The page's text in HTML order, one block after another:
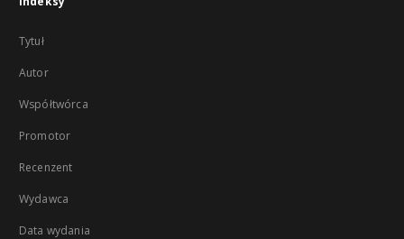
Tytuł
Autor
Współtwórca
Promotor
Recenzent
Wydawca
Data wydania